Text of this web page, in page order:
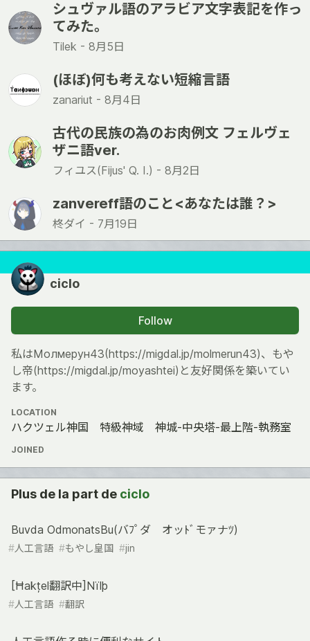
シュヴァル語のアラビア文字表記を作っ
てみた。
Tilek - 8月5日
(ほぼ)何も考えない短縮言語
zanariut - 8月4日
古代の民族の為のお肉例文 フェルヴェ
ザニ語ver.
フィユス(Fijus' Q. I.) - 8月2日
zanvereff語のこと<あなたは誰？>
柊ダイ - 7月19日
ciclo
Follow
私はМолмерун43(https://migdal.jp/molmerun43)、もや
し帝(https://migdal.jp/moyashtei)と友好関係を築いてい
ます。
LOCATION
ハクツェル神国 特級神域 神城-中央塔-最上階-執務室
JOINED
Plus de la part de ciclo
Buvda OdmonatsBu(バﾌﾟダ オッﾄﾞモァナﾂ)
#人工言語 #もやし皇国 #jin
[Ħakțel翻訳中]Nïlþ
#人工言語 #翻訳